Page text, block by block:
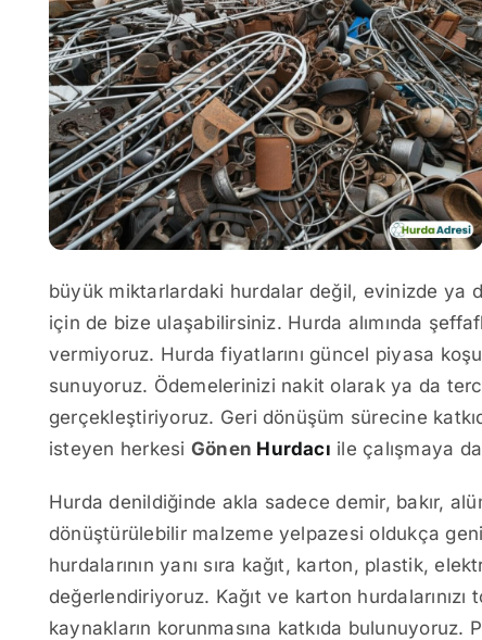
büyük miktarlardaki hurdalar değil, evinizde ya
için de bize ulaşabilirsiniz. Hurda alımında
vermiyoruz. Hurda fiyatlarını güncel piyasa
sunuyoruz. Ödemelerinizi nakit olarak ya da
gerçekleştiriyoruz. Geri dönüşüm sürecine
isteyen herkesi Gönen Hurdacı ile çalışmaya
Hurda denildiğinde akla sadece demir, bakır,
dönüştürülebilir malzeme yelpazesi oldukça
hurdalarının yanı sıra kağıt, karton, plastik,
değerlendiriyoruz. Kağıt ve karton
kaynakların korunmasına katkıda bulunuyoruz.